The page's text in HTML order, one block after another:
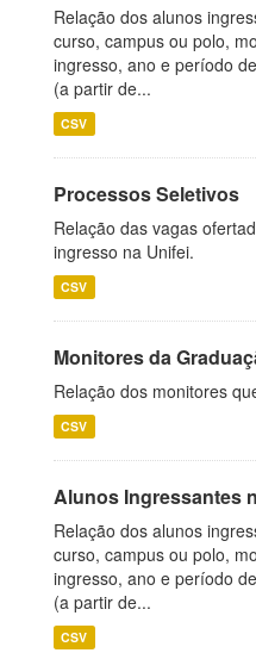
Relação dos alunos
curso, campus ou polo,
ingresso, ano e período
(a partir de...
CSV
Processos Seletivos
Relação das vagas
ingresso na Unifei.
CSV
Monitores da
Relação dos monitores
CSV
Alunos Ingressantes
Relação dos alunos
curso, campus ou polo,
ingresso, ano e período
(a partir de...
CSV